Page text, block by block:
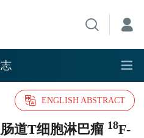
ENGLISH ABSTRACT
道T细胞淋巴瘤 18F-